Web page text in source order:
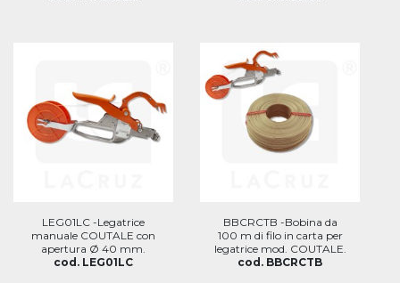
LEG01LC -Legatrice
manuale COUTALE con
apertura Ø 40 mm.
cod. LEG01LC
BBCRCTB -Bobina da
100 m di filo in carta per
legatrice mod. COUTALE.
cod. BBCRCTB